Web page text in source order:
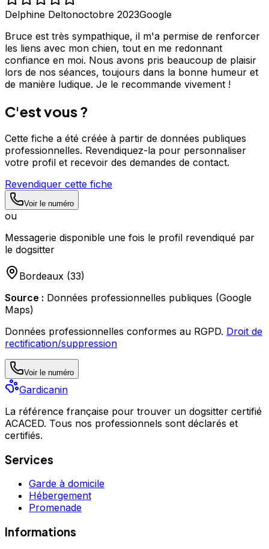
Delphine Deltonoctobre 2023Google
Bruce est très sympathique, il m'a permise de renforcer
les liens avec mon chien, tout en me redonnant
confiance en moi. Nous avons pris beaucoup de plaisir
lors de nos séances, toujours dans la bonne humeur et
de manière ludique. Je le recommande vivement !
C'est vous ?
Cette fiche a été créée à partir de données publiques
professionnelles. Revendiquez-la pour personnaliser
votre profil et recevoir des demandes de contact.
Revendiquer cette fiche
Voir le numéro
ou
Messagerie disponible une fois le profil revendiqué par
le dogsitter
Bordeaux (33)
Source : Données professionnelles publiques (Google
Maps)
Données professionnelles conformes au RGPD. Droit de
rectification/suppression
Voir le numéro
Gardicanin
La référence française pour trouver un dogsitter certifié
ACACED. Tous nos professionnels sont déclarés et
certifiés.
Services
Garde à domicile
Hébergement
Promenade
Informations